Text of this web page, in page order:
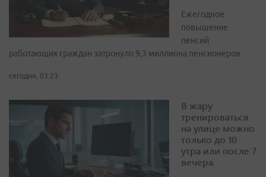
Ежегодное
повышение
пенсий
работающих граждан затронуло 9,3 миллиона пенсионеров
сегодня, 03:23
В жару
тренироваться
на улице можно
только до 10
утра или после 7
вечера